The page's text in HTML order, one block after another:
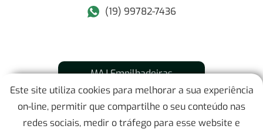
(19) 99782-7436
MAJ Empilhadeiras
Mapa do Site
Este site utiliza cookies para melhorar a sua experiência
on-line, permitir que compartilhe o seu conteúdo nas
redes sociais, medir o tráfego para esse website e